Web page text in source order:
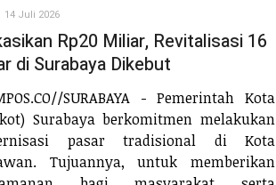
14 Juli 2026
Rp20 Miliar, Revitalisasi 16
di Surabaya Dikebut
SURABAYA - Pemerintah Kota
Surabaya berkomitmen melakukan
pasar tradisional di Kota
Tujuannya, untuk memberikan